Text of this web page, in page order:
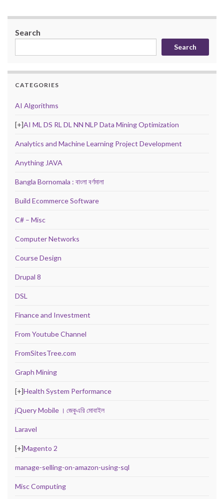
Search
Search
CATEGORIES
AI Algorithms
[+]AI ML DS RL DL NN NLP Data Mining Optimization
Analytics and Machine Learning Project Development
Anything JAVA
Bangla Bornomala : বাংলা বর্ণমালা
Build Ecommerce Software
C# – Misc
Computer Networks
Course Design
Drupal 8
DSL
Finance and Investment
From Youtube Channel
FromSitesTree.com
Graph Mining
[+]Health System Performance
jQuery Mobile । জেকুএরি মোবাইল
Laravel
[+]Magento 2
manage-selling-on-amazon-using-sql
Misc Computing